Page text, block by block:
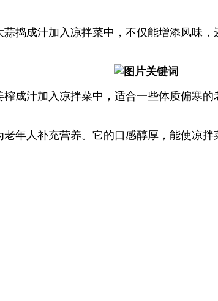
捣成汁加入凉拌菜中，不仅能增添风味
成汁加入凉拌菜中，适合一些体质偏寒
年人补充营养。它的口感醇厚，能使凉拌